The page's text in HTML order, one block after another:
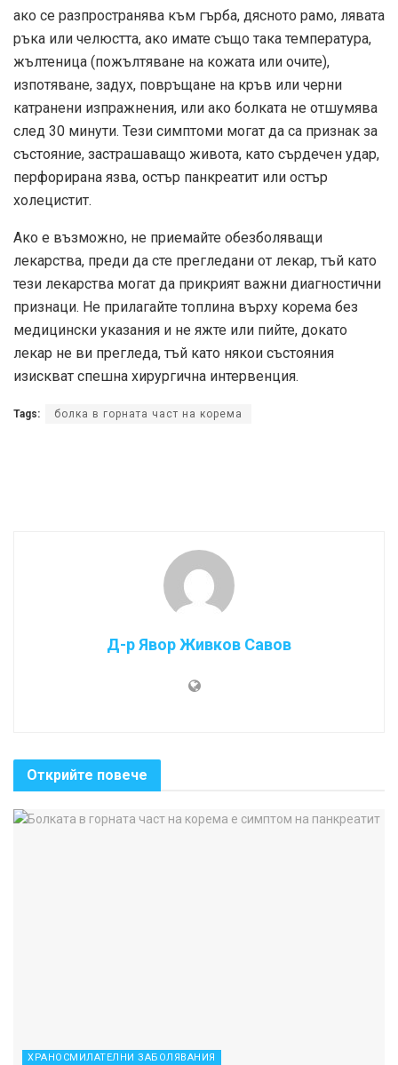
ако се разпространява към гърба, дясното рамо, лявата
ръка или челюстта, ако имате също така температура,
жълтеница (пожълтяване на кожата или очите),
изпотяване, задух, повръщане на кръв или черни
катранени изпражнения, или ако болката не отшумява
след 30 минути. Тези симптоми могат да са признак за
състояние, застрашаващо живота, като сърдечен удар,
перфорирана язва, остър панкреатит или остър
холецистит.
Ако е възможно, не приемайте обезболяващи
лекарства, преди да сте прегледани от лекар, тъй като
тези лекарства могат да прикрият важни диагностични
признаци. Не прилагайте топлина върху корема без
медицински указания и не яжте или пийте, докато
лекар не ви прегледа, тъй като някои състояния
изискват спешна хирургична интервенция.
Tags: болка в горната част на корема
Д-р Явор Живков Савов
Открийте повече
ХРАНОСМИЛАТЕЛНИ ЗАБОЛЯВАНИЯ